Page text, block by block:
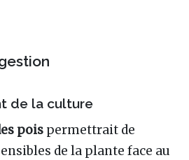
de la culture
pois permettrait de
de la plante face au